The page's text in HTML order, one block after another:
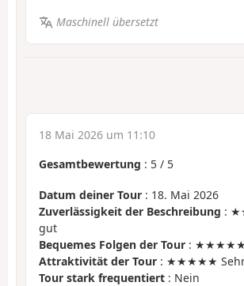
Maschinell übersetzt
18 Mai 2026 um 11:10
Gesamtbewertung : 5 / 5
Datum deiner Tour : 18. Mai 2026
Zuverlässigkeit der Beschreibung :
gut
Bequemes Folgen der Tour : ★★★★★
Attraktivität der Tour : ★★★★★
Tour stark frequentiert : Nein